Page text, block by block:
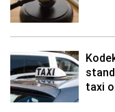
taxi